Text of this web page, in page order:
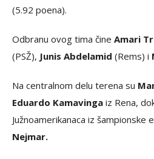
(5.92 poena).
Odbranu ovog tima čine Amari
(PSŽ), Junis Abdelamid (Rems) i
Na centralnom delu terena su
Eduardo Kamavinga iz Rena,
Južnoamerikanaca iz šampionske
Nejmar.